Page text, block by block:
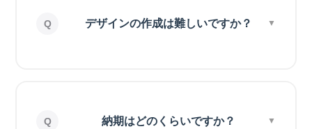
デザインの作成は難しいですか？
納期はどのくらいですか？